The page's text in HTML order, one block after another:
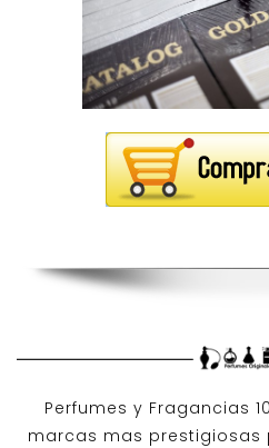
Perfumes y Fragancias
marcas mas prestigiosas